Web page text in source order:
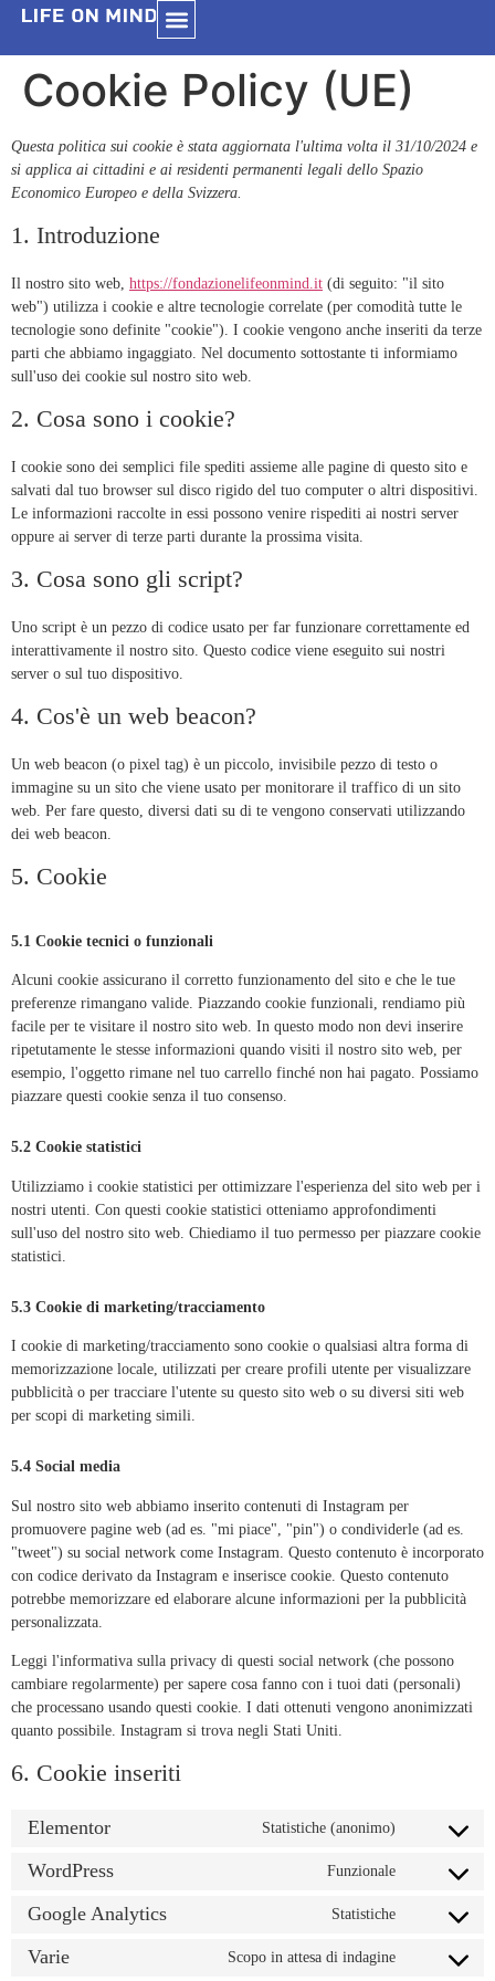
Cookie Policy (UE)
Questa politica sui cookie è stata aggiornata l'ultima volta il 31/10/2024 e
si applica ai cittadini e ai residenti permanenti legali dello Spazio
Economico Europeo e della Svizzera.
1. Introduzione
Il nostro sito web, https://fondazionelifeonmind.it (di seguito: "il sito
web") utilizza i cookie e altre tecnologie correlate (per comodità tutte le
tecnologie sono definite "cookie"). I cookie vengono anche inseriti da terze
parti che abbiamo ingaggiato. Nel documento sottostante ti informiamo
sull'uso dei cookie sul nostro sito web.
2. Cosa sono i cookie?
I cookie sono dei semplici file spediti assieme alle pagine di questo sito e
salvati dal tuo browser sul disco rigido del tuo computer o altri dispositivi.
Le informazioni raccolte in essi possono venire rispediti ai nostri server
oppure ai server di terze parti durante la prossima visita.
3. Cosa sono gli script?
Uno script è un pezzo di codice usato per far funzionare correttamente ed
interattivamente il nostro sito. Questo codice viene eseguito sui nostri
server o sul tuo dispositivo.
4. Cos'è un web beacon?
Un web beacon (o pixel tag) è un piccolo, invisibile pezzo di testo o
immagine su un sito che viene usato per monitorare il traffico di un sito
web. Per fare questo, diversi dati su di te vengono conservati utilizzando
dei web beacon.
5. Cookie
5.1 Cookie tecnici o funzionali
Alcuni cookie assicurano il corretto funzionamento del sito e che le tue
preferenze rimangano valide. Piazzando cookie funzionali, rendiamo più
facile per te visitare il nostro sito web. In questo modo non devi inserire
ripetutamente le stesse informazioni quando visiti il nostro sito web, per
esempio, l'oggetto rimane nel tuo carrello finché non hai pagato. Possiamo
piazzare questi cookie senza il tuo consenso.
5.2 Cookie statistici
Utilizziamo i cookie statistici per ottimizzare l'esperienza del sito web per i
nostri utenti. Con questi cookie statistici otteniamo approfondimenti
sull'uso del nostro sito web. Chiediamo il tuo permesso per piazzare cookie
statistici.
5.3 Cookie di marketing/tracciamento
I cookie di marketing/tracciamento sono cookie o qualsiasi altra forma di
memorizzazione locale, utilizzati per creare profili utente per visualizzare
pubblicità o per tracciare l'utente su questo sito web o su diversi siti web
per scopi di marketing simili.
5.4 Social media
Sul nostro sito web abbiamo inserito contenuti di Instagram per
promuovere pagine web (ad es. "mi piace", "pin") o condividerle (ad es.
"tweet") su social network come Instagram. Questo contenuto è incorporato
con codice derivato da Instagram e inserisce cookie. Questo contenuto
potrebbe memorizzare ed elaborare alcune informazioni per la pubblicità
personalizzata.
Leggi l'informativa sulla privacy di questi social network (che possono
cambiare regolarmente) per sapere cosa fanno con i tuoi dati (personali)
che processano usando questi cookie. I dati ottenuti vengono anonimizzati
quanto possibile. Instagram si trova negli Stati Uniti.
6. Cookie inseriti
Elementor Statistiche (anonimo)
WordPress Funzionale
Google Analytics Statistiche
Varie Scopo in attesa di indagine